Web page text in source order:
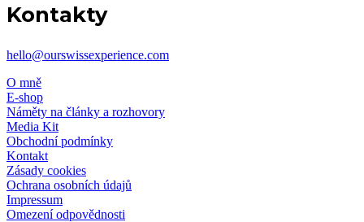
Kontakty
hello@ourswissexperience.com
O mně
E-shop
Náměty na články a rozhovory
Media Kit
Obchodní podmínky
Kontakt
Zásady cookies
Ochrana osobních údajů
Impressum
Omezení odpovědnosti